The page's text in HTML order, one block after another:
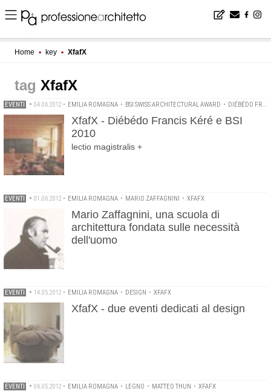
Home ▪ key ▪ XfafX
XfafX
EVENTI • 04.06.2012 • EMILIA ROMAGNA • BSI SWISS ARCHITECTURAL AWARD • DIÉBÉDO FRANCIS KÉRÉ
XfafX - Diébédo Francis Kéré e BSI
2010
lectio magistralis +
EVENTI • 01.06.2012 • EMILIA ROMAGNA • MARIO ZAFFAGNINI • XFAFX
Mario Zaffagnini, una scuola di
architettura fondata sulle necessità
dell'uomo
EVENTI • 14.05.2012 • EMILIA ROMAGNA • DESIGN • XFAFX
XfafX - due eventi dedicati al design
EVENTI • 06.05.2012 • EMILIA ROMAGNA • LEGNO • MATTEO THUN • XFAFX